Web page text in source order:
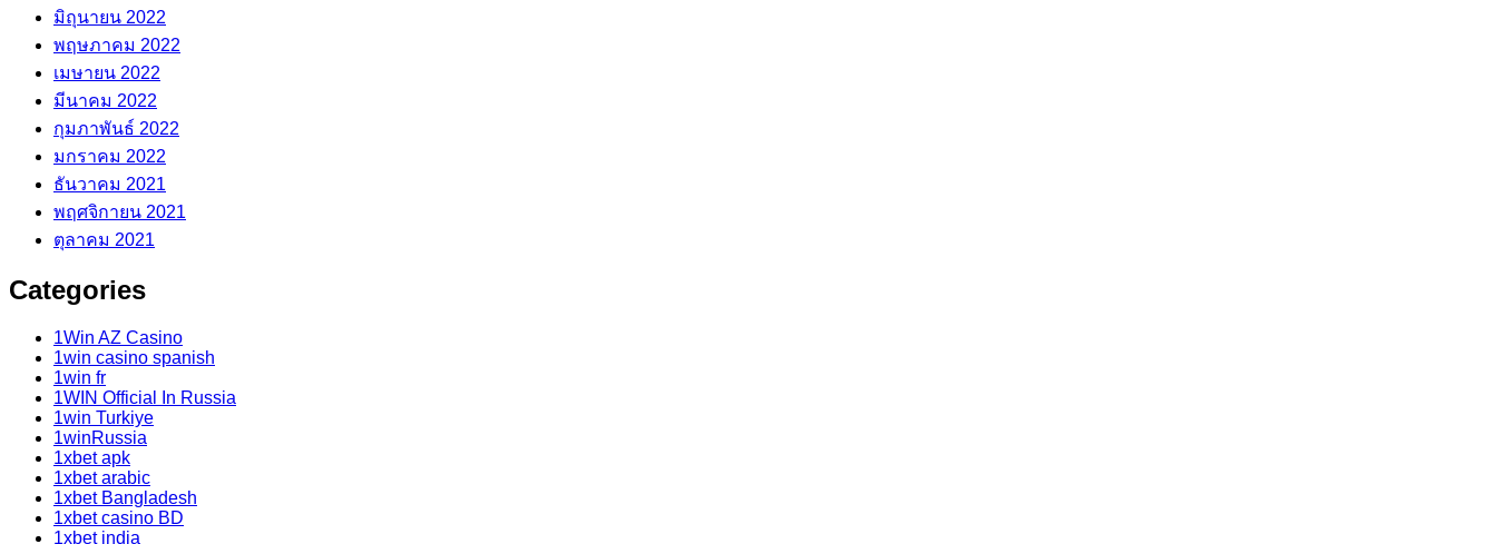
มิถุนายน 2022
พฤษภาคม 2022
เมษายน 2022
มีนาคม 2022
กุมภาพันธ์ 2022
มกราคม 2022
ธันวาคม 2021
พฤศจิกายน 2021
ตุลาคม 2021
Categories
1Win AZ Casino
1win casino spanish
1win fr
1WIN Official In Russia
1win Turkiye
1winRussia
1xbet apk
1xbet arabic
1xbet Bangladesh
1xbet casino BD
1xbet india